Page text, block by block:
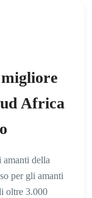
Africa
della
per gli amanti
oltre 3.000